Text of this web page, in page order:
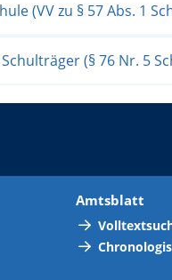
(VV zu § 57 Abs. 1
(§ 76 Nr. 5
Amtsblatt